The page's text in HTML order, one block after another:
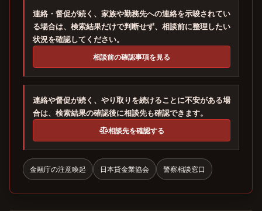
連絡・督促が続く、家族や勤務先への連絡を示唆されてい
る場合は、検索結果だけで判断せず、相談前に整理したい
状況を確認してください。
相談前の確認事項を見る
連絡や督促が続く、やり取りを続けることに不安がある場
合は、検索結果の確認後に相談先も確認できます。
相談先を確認する
金融庁の注意喚起 日本貸金業協会 警察相談窓口